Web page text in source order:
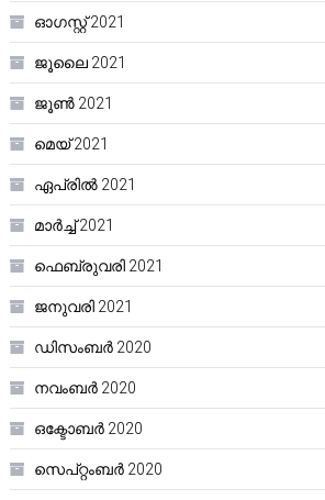
ഓഗസ്റ്റ്‌ 2021
ജൂലൈ 2021
ജൂൺ 2021
മെയ്‌ 2021
ഏപ്രിൽ 2021
മാർച്ച്‌ 2021
ഫെബ്രുവരി 2021
ജനുവരി 2021
ഡിസംബർ 2020
നവംബർ 2020
ഒക്ടോബർ 2020
സെപ്റ്റംബർ 2020